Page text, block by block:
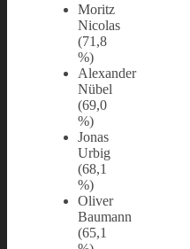
Moritz
Nicolas
(71,8
%)
Alexander
Nübel
(69,0
%)
Jonas
Urbig
(68,1
%)
Oliver
Baumann
(65,1